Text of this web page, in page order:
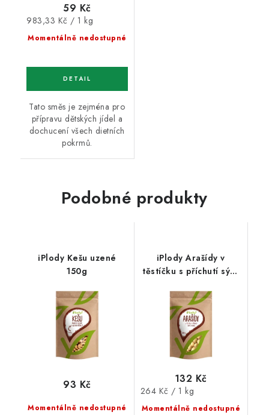
Momentálně nedostupné
59 Kč
Měrná
cena:
983,33 Kč / 1 kg
Tato směs je zejména pro
přípravu dětských jídel a
dochucení všech dietních
pokrmů.
Podobné produkty
iPlody Kešu uzené
150g
Momentálně nedostupné
93 Kč
iPlody Arašídy v
těstíčku s příchutí sýra
Momentálně nedostupné
132 Kč
Měrná
cena:
264 Kč / 1 kg